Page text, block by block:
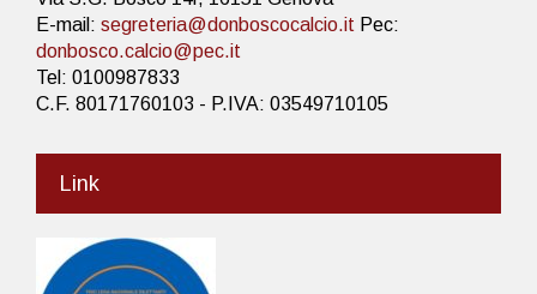
E-mail: segreteria@donboscocalcio.it Pec:
donbosco.calcio@pec.it
Tel: 0100987833
C.F. 80171760103 - P.IVA: 03549710105
Link